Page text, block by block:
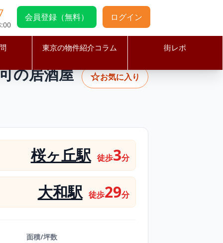
会員登録（無料） ログイン
東京の物件紹介コラム 街レポ
オケ可の居酒屋居抜き物件／内装美麗・約14.4坪
の居酒屋 ☆お気に入り
桜ヶ丘駅 徒歩3分
大和駅 徒歩29分
面積/坪数